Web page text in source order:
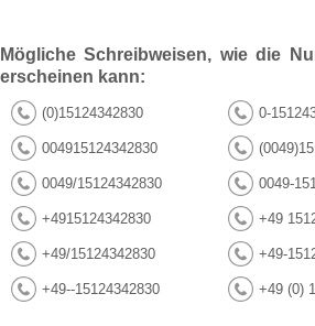
Mögliche Schreibweisen, wie die
erscheinen kann:
(0)15124342830 0-
004915124342830
0049/15124342830 0049-
+4915124342830 +49
+49/15124342830 +49-
+49--15124342830 +49 (0)